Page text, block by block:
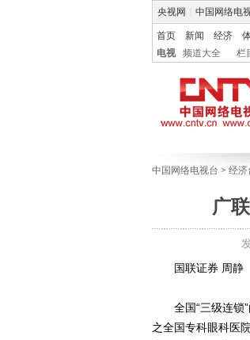
央视网 中国网络电
首页 新闻 经济
电视
频道大全 栏
中国网络电视台 > 经济
广
国联证券 周静
全国“三级连锁”
之全国专科眼科医